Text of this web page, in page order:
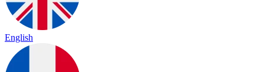
English